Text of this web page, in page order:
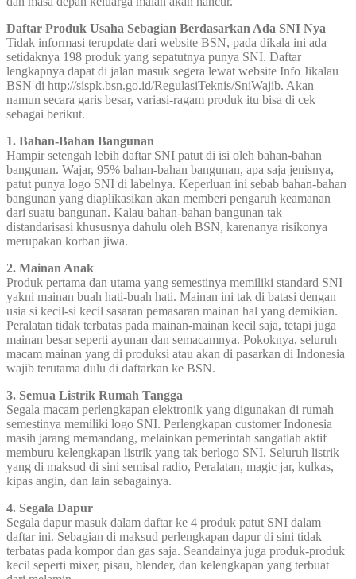
Daftar Produk Usaha Sebagian Berdasarkan Ada SNI Nya
Tidak informasi terupdate dari website BSN, pada dikala ini ada
setidaknya 198 produk yang sepatutnya punya SNI. Daftar
lengkapnya dapat di jalan masuk segera lewat website Info Jikalau
BSN di http://sispk.bsn.go.id/RegulasiTeknis/SniWajib. Akan
namun secara garis besar, variasi-ragam produk itu bisa di cek
sebagai berikut.
1. Bahan-Bahan Bangunan
Hampir setengah lebih daftar SNI patut di isi oleh bahan-bahan
bangunan. Wajar, 95% bahan-bahan bangunan, apa saja jenisnya,
patut punya logo SNI di labelnya. Keperluan ini sebab bahan-bahan
bangunan yang diaplikasikan akan memberi pengaruh keamanan
dari suatu bangunan. Kalau bahan-bahan bangunan tak
distandarisasi khususnya dahulu oleh BSN, karenanya risikonya
merupakan korban jiwa.
2. Mainan Anak
Produk pertama dan utama yang semestinya memiliki standard SNI
yakni mainan buah hati-buah hati. Mainan ini tak di batasi dengan
usia si kecil-si kecil sasaran pemasaran mainan hal yang demikian.
Peralatan tidak terbatas pada mainan-mainan kecil saja, tetapi juga
mainan besar seperti ayunan dan semacamnya. Pokoknya, seluruh
macam mainan yang di produksi atau akan di pasarkan di Indonesia
wajib terutama dulu di daftarkan ke BSN.
3. Semua Listrik Rumah Tangga
Segala macam perlengkapan elektronik yang digunakan di rumah
semestinya memiliki logo SNI. Perlengkapan customer Indonesia
masih jarang memandang, melainkan pemerintah sangatlah aktif
memburu kelengkapan listrik yang tak berlogo SNI. Seluruh listrik
yang di maksud di sini semisal radio, Peralatan, magic jar, kulkas,
kipas angin, dan lain sebagainya.
4. Segala Dapur
Segala dapur masuk dalam daftar ke 4 produk patut SNI dalam
daftar ini. Sebagian di maksud perlengkapan dapur di sini tidak
terbatas pada kompor dan gas saja. Seandainya juga produk-produk
kecil seperti mixer, pisau, blender, dan kelengkapan yang terbuat